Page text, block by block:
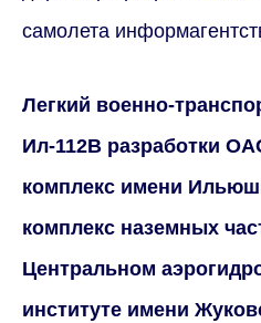
самолета
Легкий военно-
Ил-112В разработки
комплекс имени
комплекс наземных
Центральном
институте имени